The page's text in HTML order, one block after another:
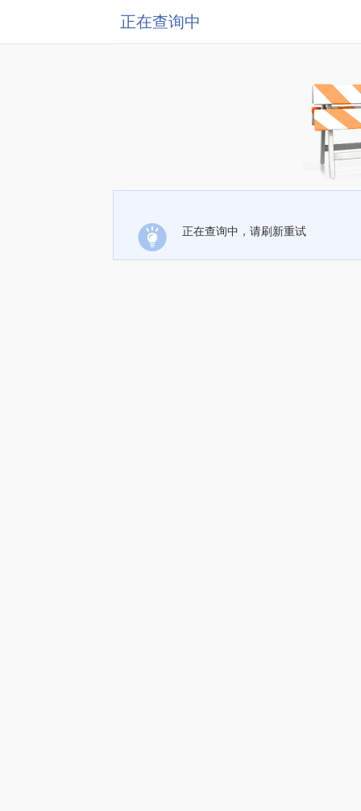
正在查询中
正在查询中，请刷新重试